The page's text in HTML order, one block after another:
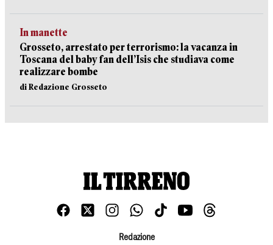
In manette
Grosseto, arrestato per terrorismo: la vacanza in
Toscana del baby fan dell’Isis che studiava come
realizzare bombe
di Redazione Grosseto
Redazione